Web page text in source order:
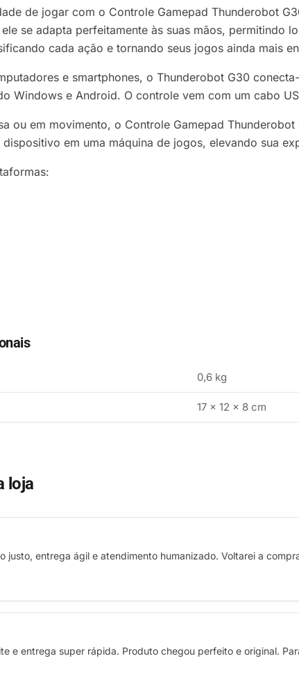
de jogar com o Controle Gamepad Thunderobot
se adapta perfeitamente às suas mãos,
cada ação e tornando seus jogos ainda mais
e smartphones, o Thunderobot G30
Windows e Android. O controle vem com um cabo
ou em movimento, o Controle Gamepad
em uma máquina de jogos, elevando sua
0,6 kg
17 × 12 × 8 cm
loja
justo, entrega ágil e atendimento humanizado. Voltarei a
e entrega super rápida. Produto chegou perfeito e original.